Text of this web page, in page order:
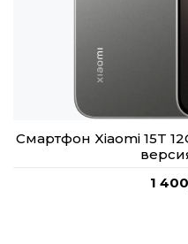
Смартфон Xiaomi 15T
1